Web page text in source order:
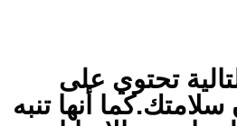
تحتوي على
أنها تنبه